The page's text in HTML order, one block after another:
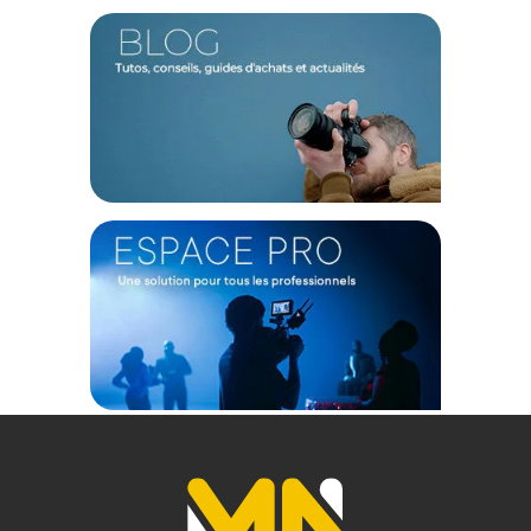
facilement remplacée par une plaque à monture T standard,
facilitant l’installation d’objectifs et d’autres accessoires
compatibles. Il est également possible de la substituer par un
adaptateur de filtre de 67 mm ou une plaque arrière filetée
de 17 mm, offrant ainsi une flexibilité accrue pour divers
Protection et accessoires MagSafe
Ce modèle assure une protection quotidienne contre les
chocs et les éraflures. En outre, il est compatible avec les
accessoires MagSafe grâce à un aimant intégré à l’arrière.
Pour une utilisation encore plus pratique, l’étui dispose d’un
trou pour cordon sur le côté, permettant d’ajouter facilement
des cordons ou des dragonnes.
Caractéristiques du Kit de boîtier 4988 Filmov pour
Iphone 16 Pro par Smallrig :